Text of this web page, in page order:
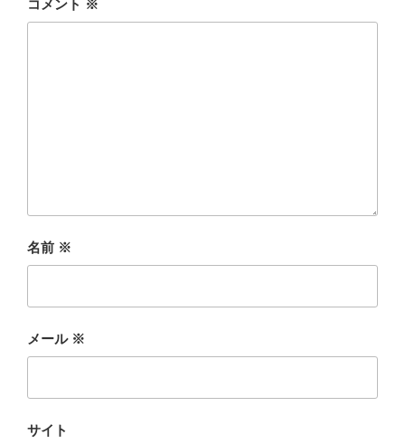
コメント ※
名前 ※
メール ※
サイト